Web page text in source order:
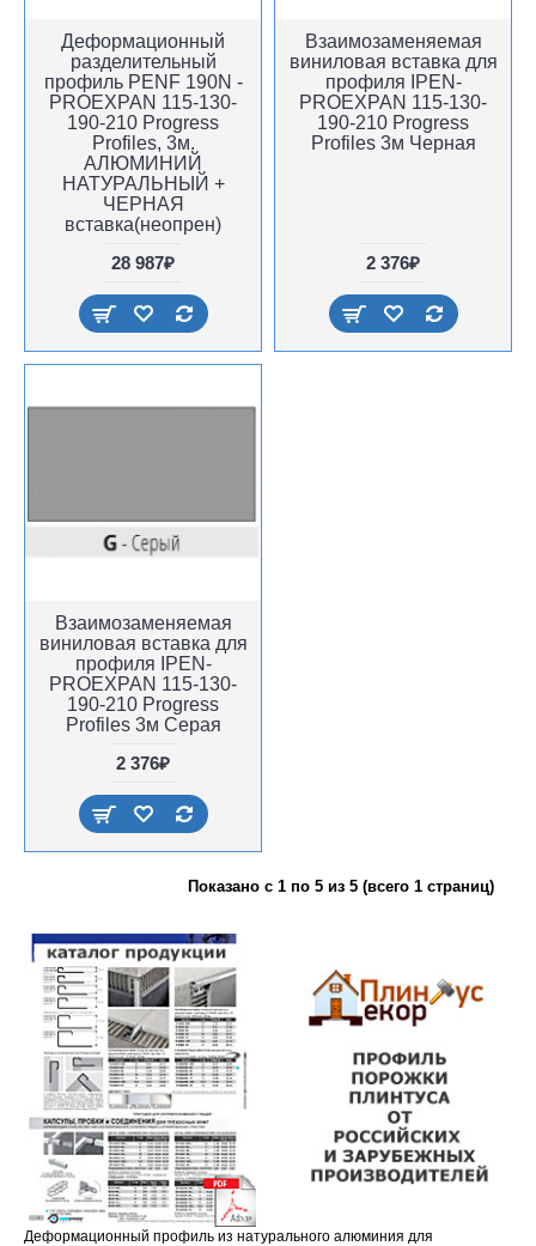
Деформационный
разделительный
профиль PENF 190N -
PROEXPAN 115-130-
190-210 Progress
Profiles, 3м.
АЛЮМИНИЙ
НАТУРАЛЬНЫЙ +
ЧЕРНАЯ
вставка(неопрен)
28 987₽
Взаимозаменяемая
виниловая вставка для
профиля IPEN-
PROEXPAN 115-130-
190-210 Progress
Profiles 3м Черная
2 376₽
Взаимозаменяемая
виниловая вставка для
профиля IPEN-
PROEXPAN 115-130-
190-210 Progress
Profiles 3м Серая
2 376₽
Показано с 1 по 5 из 5 (всего 1 страниц)
Деформационный профиль из натурального алюминия для